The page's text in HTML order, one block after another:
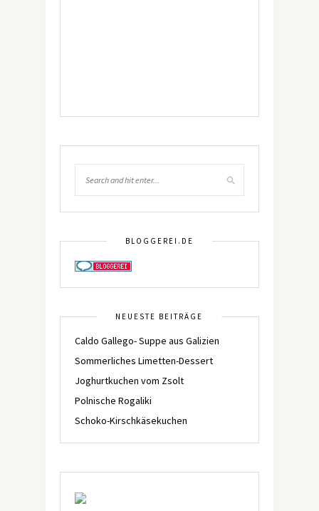
BLOGGEREI.DE
NEUESTE BEITRÄGE
Caldo Gallego- Suppe aus Galizien
Sommerliches Limetten-Dessert
Joghurtkuchen vom Zsolt
Polnische Rogaliki
Schoko-Kirschkäsekuchen